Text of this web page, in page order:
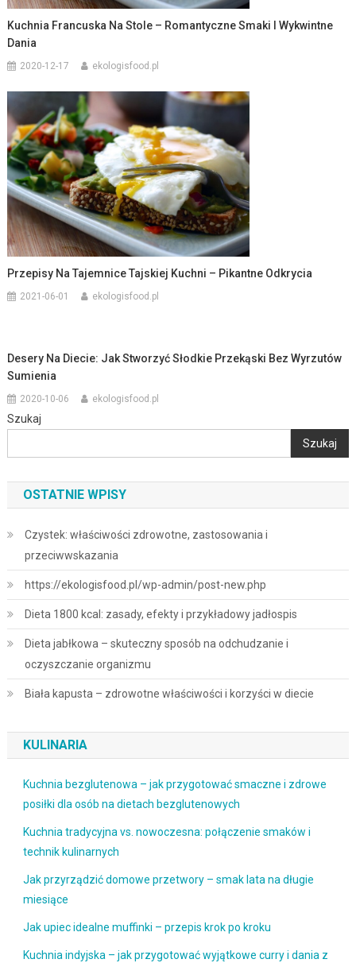
Kuchnia Francuska Na Stole – Romantyczne Smaki I Wykwintne
Dania
2020-12-17 ekologisfood.pl
Przepisy Na Tajemnice Tajskiej Kuchni – Pikantne Odkrycia
2021-06-01 ekologisfood.pl
Desery Na Diecie: Jak Stworzyć Słodkie Przekąski Bez Wyrzutów
Sumienia
2020-10-06 ekologisfood.pl
Szukaj
Szukaj
OSTATNIE WPISY
Czystek: właściwości zdrowotne, zastosowania i
przeciwwskazania
https://ekologisfood.pl/wp-admin/post-new.php
Dieta 1800 kcal: zasady, efekty i przykładowy jadłospis
Dieta jabłkowa – skuteczny sposób na odchudzanie i
oczyszczanie organizmu
Biała kapusta – zdrowotne właściwości i korzyści w diecie
KULINARIA
Kuchnia bezglutenowa – jak przygotować smaczne i zdrowe
posiłki dla osób na dietach bezglutenowych
Kuchnia tradycyjna vs. nowoczesna: połączenie smaków i
technik kulinarnych
Jak przyrządzić domowe przetwory – smak lata na długie
miesiące
Jak upiec idealne muffinki – przepis krok po kroku
Kuchnia indyjska – jak przygotować wyjątkowe curry i dania z